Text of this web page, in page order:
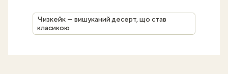
Чизкейк — вишуканий десерт, що став
класикою